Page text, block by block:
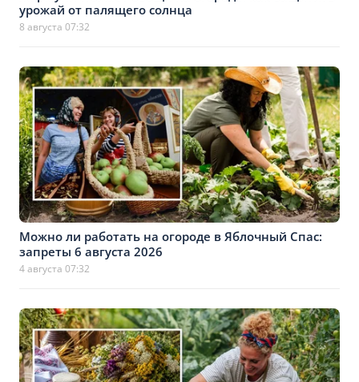
урожай от палящего солнца
8 августа 07:32
Можно ли работать на огороде в Яблочный Спас:
запреты 6 августа 2026
4 августа 07:32